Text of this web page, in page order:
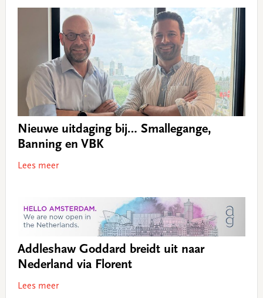
Nieuwe uitdaging bij… Smallegange,
Banning en VBK
Lees meer
Addleshaw Goddard breidt uit naar
Nederland via Florent
Lees meer